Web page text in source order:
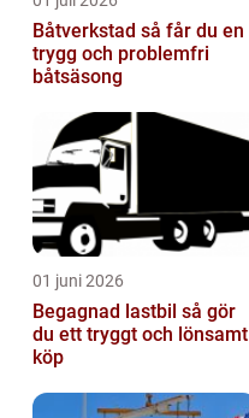
Båtverkstad så får du en
trygg och problemfri
båtsäsong
01 juni 2026
Begagnad lastbil så gör
du ett tryggt och lönsamt
köp